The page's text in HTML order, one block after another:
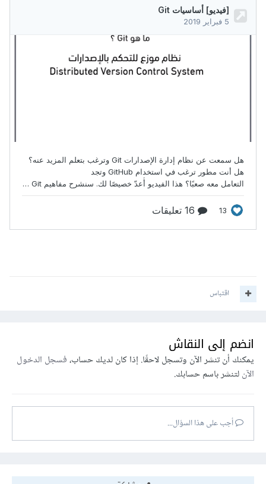
اقتباس
انضم إلى النقاش
يمكنك أن تنشر الآن وتسجل لاحقًا. إذا كان لديك حساب،فسجل الدخول
الآنلتنشر باسم حسابك.
أجب على هذا السؤال...